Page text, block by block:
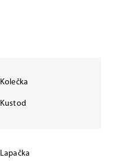
Kolečka
Kustod
Lapačka